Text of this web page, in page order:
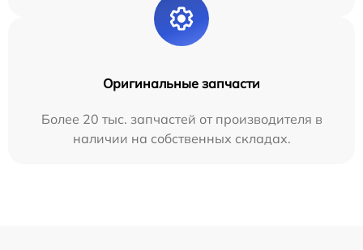
Оригинальные запчасти
Более 20 тыс. запчастей от производителя в
наличии на собственных складах.